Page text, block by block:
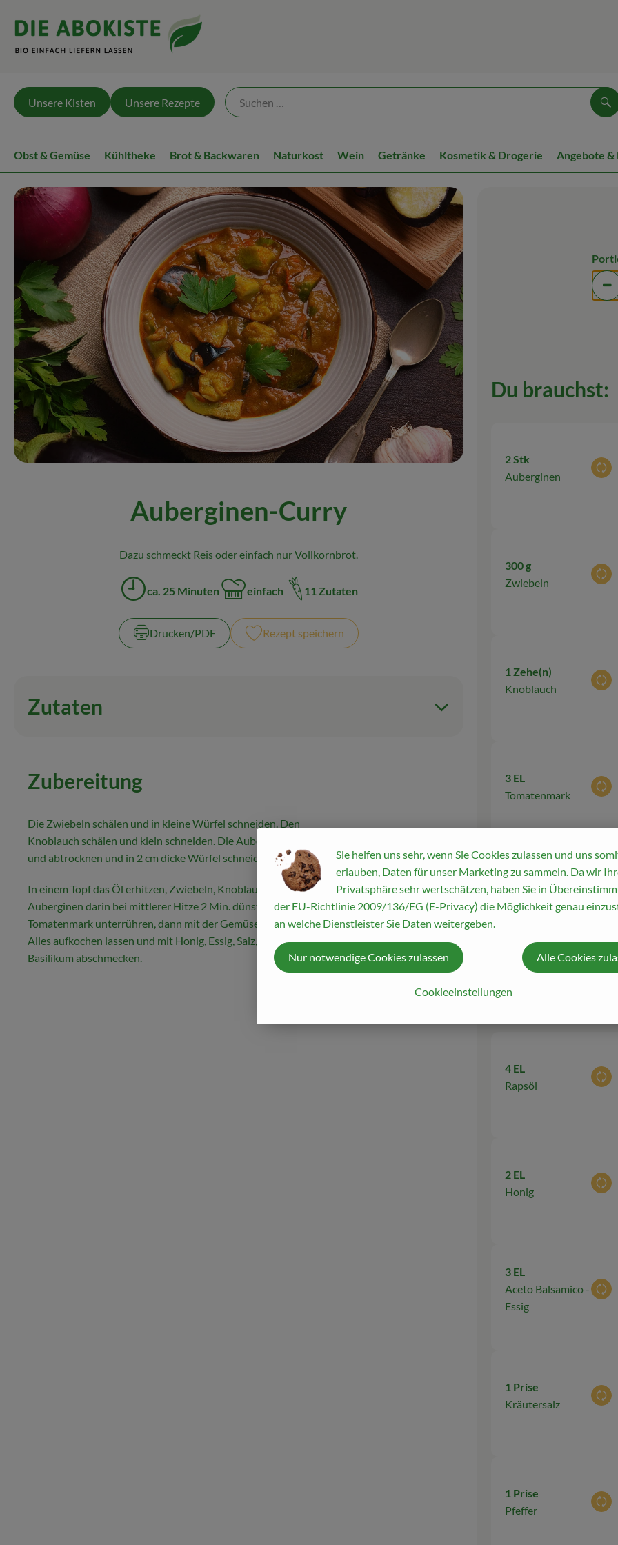
Unsere Kisten Unsere Rezepte
Obst & Gemüse Kühltheke Brot & Backwaren Naturkost Wein Getränke Kosmetik & Drogerie Angebote &
Auberginen-Curry
Dazu schmeckt Reis oder einfach nur Vollkornbrot.
Zubreitungszeit:
ca. 25 Minuten
Schwierigkeit:
einfach 11 Zutaten
Drucken​/​PDF Rezept speichern
Zutaten
Zubereitung
Die Zwiebeln schälen und in kleine Würfel schneiden. Den
Knoblauch schälen und klein schneiden. Die Auberginen waschen
und abtrocknen und in 2 cm dicke Würfel schneiden.
In einem Topf das Öl erhitzen, Zwiebeln, Knoblauch und
Auberginen darin bei mittlerer Hitze 2 Min. dünsten. Erst das
Tomatenmark unterrühren, dann mit der Gemüsebrühe aufgießen.
Alles aufkochen lassen und mit Honig, Essig, Salz, Pfeffer und
Basilikum abschmecken.
Du brauchst:
2 Stk
Auberginen
300 g
Zwiebeln
1 Zehe(n)
Knoblauch
3 EL
Tomatenmark
1 Stk
Gemüsebrühe
(150 ml)
Du hast sicher:
4 EL
Rapsöl
2 EL
Honig
3 EL
Aceto Balsamico -
Essig
1 Prise
Kräutersalz
1 Prise
Pfeffer
Sie helfen uns sehr, wenn Sie Cookies zulassen und uns
erlauben, Daten für unser Marketing zu sammeln. Da wir
Privatsphäre sehr wertschätzen, haben Sie in
der EU-Richtlinie 2009/136/EG (E-Privacy) die Möglichkeit genau
an welche Dienstleister Sie Daten weitergeben.
Cookieeinstellungen
Nur notwendige Cookies zulassen Alle Cookies